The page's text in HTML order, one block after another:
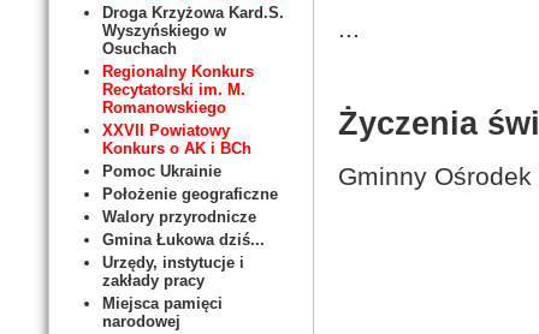
Droga Krzyżowa Kard.S.
Wyszyńskiego w
Osuchach
Regionalny Konkurs
Recytatorski im. M.
Romanowskiego
XXVII Powiatowy
Konkurs o AK i BCh
Pomoc Ukrainie
Położenie geograficzne
Walory przyrodnicze
Gmina Łukowa dziś...
Urzędy, instytucje i
zakłady pracy
Miejsca pamięci
narodowej
...
Życzenia
Gminny